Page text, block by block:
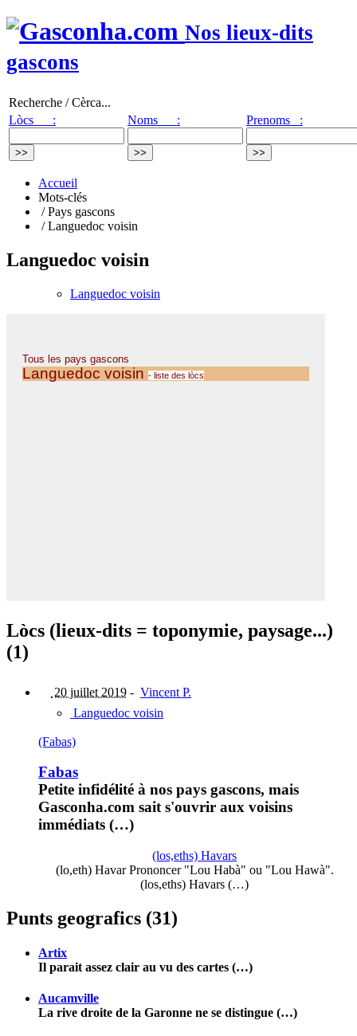
Nos lieux-dits
gascons
Recherche / Cèrca...
Lòcs :
Noms : Prenoms :
Accueil
Mots-clés
/ Pays gascons
/ Languedoc voisin
Languedoc voisin
Languedoc voisin
Lòcs (lieux-dits = toponymie, paysage...)
(1)
20 juillet 2019 - Vincent P.
Languedoc voisin
(Fabas)
Fabas
Petite infidélité à nos pays gascons, mais
Gasconha.com sait s'ouvrir aux voisins
immédiats (…)
(los,eths) Havars
(lo,eth) Havar Prononcer "Lou Habà" ou "Lou Hawà".
(los,eths) Havars (…)
Punts geografics (31)
Artix
Il parait assez clair au vu des cartes (…)
Aucamville
La rive droite de la Garonne ne se distingue (…)